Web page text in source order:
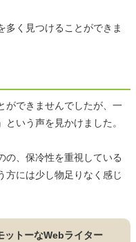
多く見つけることができま
ができませんでしたが、一
いう声を見かけました。
の、保冷性を重視している
方には少し物足りなく感じ
ットーなWebライター